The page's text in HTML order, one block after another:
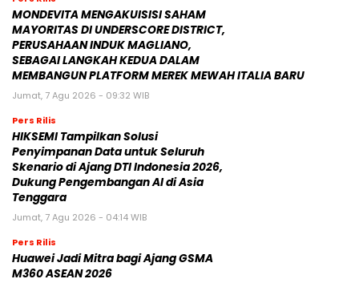
MONDEVITA MENGAKUISISI SAHAM
MAYORITAS DI UNDERSCORE DISTRICT,
PERUSAHAAN INDUK MAGLIANO,
SEBAGAI LANGKAH KEDUA DALAM
MEMBANGUN PLATFORM MEREK MEWAH ITALIA BARU
Jumat, 7 Agu 2026 - 09:32 WIB
Pers Rilis
HIKSEMI Tampilkan Solusi
Penyimpanan Data untuk Seluruh
Skenario di Ajang DTI Indonesia 2026,
Dukung Pengembangan AI di Asia
Tenggara
Jumat, 7 Agu 2026 - 04:14 WIB
Pers Rilis
Huawei Jadi Mitra bagi Ajang GSMA
M360 ASEAN 2026